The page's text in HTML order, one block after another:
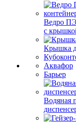
Ведро
с
Крышка
Аквафор
Барьер
Водяная